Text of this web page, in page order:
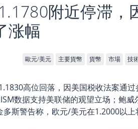
附近停滞，
涨幅
歐元/美元 主要貨幣 貨幣 市場 技
高位回落，因美国税收法案通过
ISM数据支持美联储的观望立场；鲍威
多斯警告称，欧元/美元在1.2000以上